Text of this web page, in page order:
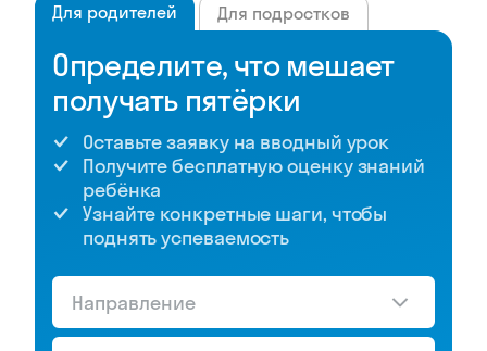
Для родителей Для подростков
Определите, что мешает
получать пятёрки
Оставьте заявку на вводный урок
Получите бесплатную оценку знаний
ребёнка
Узнайте конкретные шаги, чтобы
поднять успеваемость
Направление